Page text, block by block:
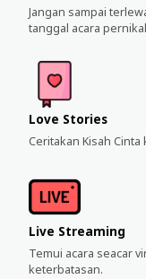
Jangan sampai
tanggal acara
Love Stories
Ceritakan Kisah
Live Streaming
Temui acara seacar
keterbatasan.